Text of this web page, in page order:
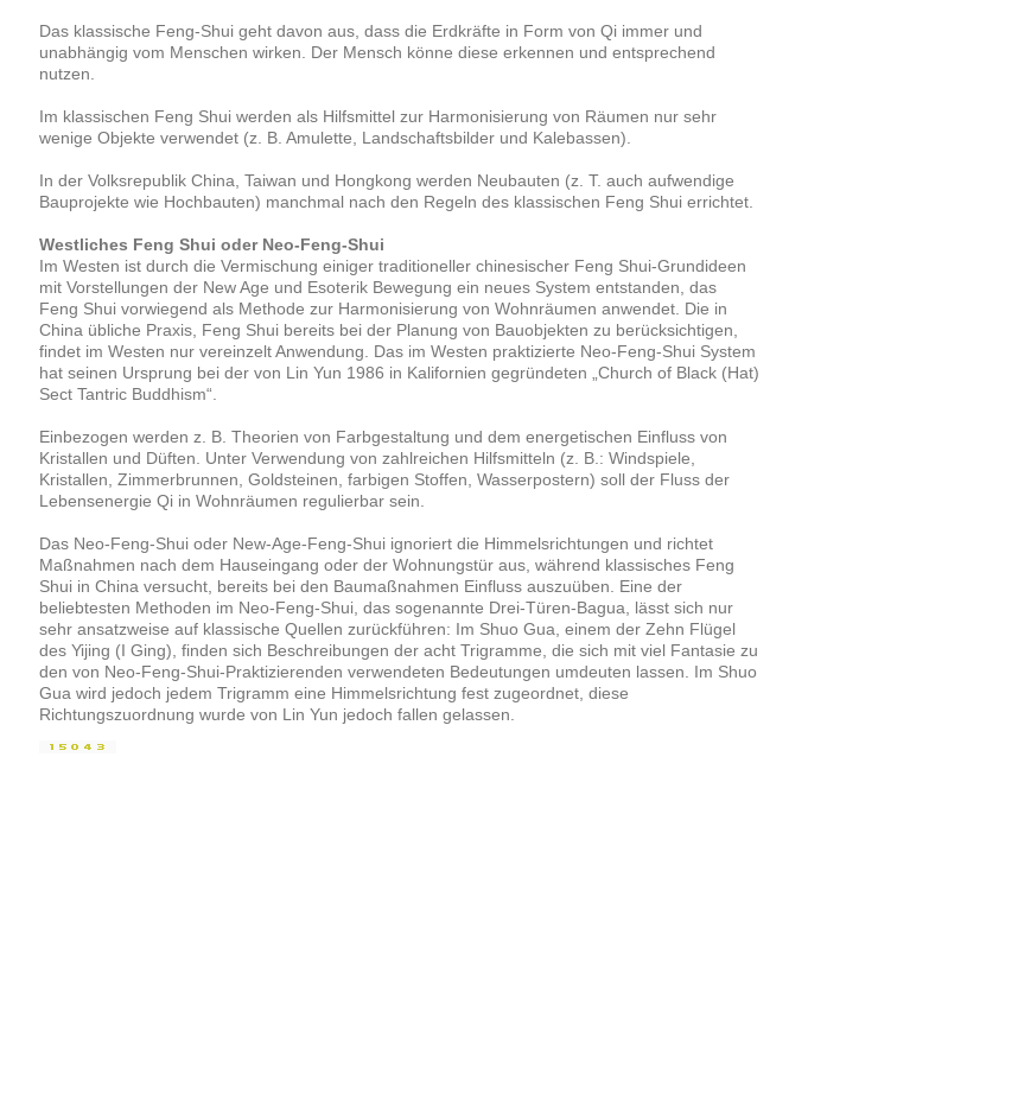
Das klassische Feng-Shui geht davon aus, dass die Erdkräfte in Form von Qi immer und
unabhängig vom Menschen wirken. Der Mensch könne diese erkennen und entsprechend
nutzen.
Im klassischen Feng Shui werden als Hilfsmittel zur Harmonisierung von Räumen nur sehr
wenige Objekte verwendet (z. B. Amulette, Landschaftsbilder und Kalebassen).
In der Volksrepublik China, Taiwan und Hongkong werden Neubauten (z. T. auch aufwendige
Bauprojekte wie Hochbauten) manchmal nach den Regeln des klassischen Feng Shui errichtet.
Westliches Feng Shui oder Neo-Feng-Shui
Im Westen ist durch die Vermischung einiger traditioneller chinesischer Feng Shui-Grundideen
mit Vorstellungen der New Age und Esoterik Bewegung ein neues System entstanden, das
Feng Shui vorwiegend als Methode zur Harmonisierung von Wohnräumen anwendet. Die in
China übliche Praxis, Feng Shui bereits bei der Planung von Bauobjekten zu berücksichtigen,
findet im Westen nur vereinzelt Anwendung. Das im Westen praktizierte Neo-Feng-Shui System
hat seinen Ursprung bei der von Lin Yun 1986 in Kalifornien gegründeten „Church of Black (Hat)
Sect Tantric Buddhism“.
Einbezogen werden z. B. Theorien von Farbgestaltung und dem energetischen Einfluss von
Kristallen und Düften. Unter Verwendung von zahlreichen Hilfsmitteln (z. B.: Windspiele,
Kristallen, Zimmerbrunnen, Goldsteinen, farbigen Stoffen, Wasserpostern) soll der Fluss der
Lebensenergie Qi in Wohnräumen regulierbar sein.
Das Neo-Feng-Shui oder New-Age-Feng-Shui ignoriert die Himmelsrichtungen und richtet
Maßnahmen nach dem Hauseingang oder der Wohnungstür aus, während klassisches Feng
Shui in China versucht, bereits bei den Baumaßnahmen Einfluss auszuüben. Eine der
beliebtesten Methoden im Neo-Feng-Shui, das sogenannte Drei-Türen-Bagua, lässt sich nur
sehr ansatzweise auf klassische Quellen zurückführen: Im Shuo Gua, einem der Zehn Flügel
des Yijing (I Ging), finden sich Beschreibungen der acht Trigramme, die sich mit viel Fantasie zu
den von Neo-Feng-Shui-Praktizierenden verwendeten Bedeutungen umdeuten lassen. Im Shuo
Gua wird jedoch jedem Trigramm eine Himmelsrichtung fest zugeordnet, diese
Richtungszuordnung wurde von Lin Yun jedoch fallen gelassen.